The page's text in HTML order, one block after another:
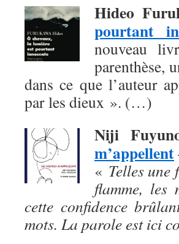
Hideo
pourtant
nouveau
parenthèse,
dans ce que l’auteur
par les dieux ». (…)
Niji
m’appellent
« Telles une
flamme, les
cette confidence
mots. La parole est ici